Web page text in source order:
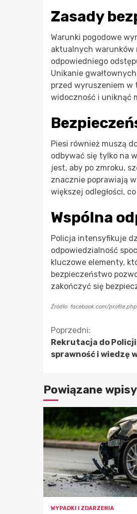
Zasady
Warunki pogodowe
aktualnych warunków
odpowiedniego
Unikanie
przed wyruszeniem w
widoczność i uniknąć
Piesi również muszą
odbywać się tylko na
jest, aby po zmroku,
znacznie poprawiają
większej odległości,
Wspólna
Policja intensyfikuje
odpowiedzialność
kluczowe elementy,
bezpieczeństwo
zakończyć się
Źródło: facebook.com/
Kontynuuj
czytanie
Poprzedni:
Rekrutacja do
sprawność i wiedzę
Powiązane wpisy
WYPADKI I ZDARZENIA